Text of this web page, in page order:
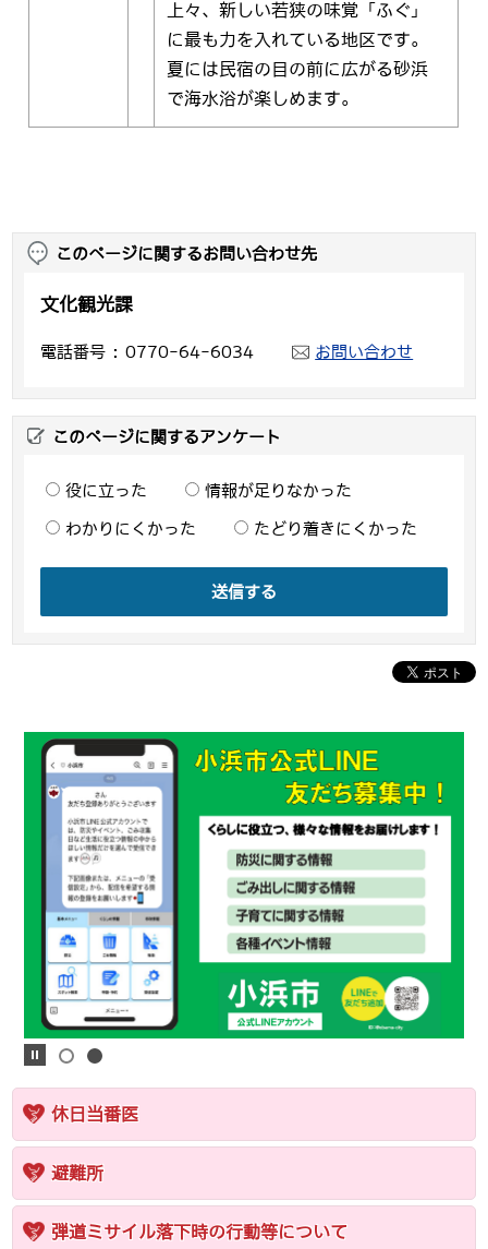
上々、新しい若狭の味覚「ふぐ」
に最も力を入れている地区です。
夏には民宿の目の前に広がる砂浜
で海水浴が楽しめます。
このページに関するお問い合わせ先
文化観光課
電話番号 0770-64-6034 お問い合わせ
このページに関するアンケート
役に立った 情報が足りなかった
わかりにくかった たどり着きにくかった
送信する
休日当番医
避難所
弾道ミサイル落下時の行動等について